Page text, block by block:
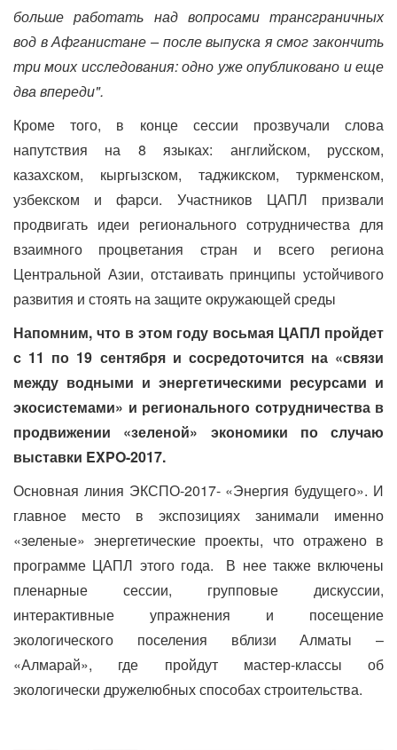
больше работать над вопросами трансграничных
вод в Афганистане – после выпуска я смог закончить
три моих исследования: одно уже опубликовано и еще
два впереди".
Кроме того, в конце сессии прозвучали слова
напутствия на 8 языках: английском, русском,
казахском, кыргызском, таджикском, туркменском,
узбекском и фарси. Участников ЦАПЛ призвали
продвигать идеи регионального сотрудничества для
взаимного процветания стран и всего региона
Центральной Азии, отстаивать принципы устойчивого
развития и стоять на защите окружающей среды
Напомним, что в этом году восьмая ЦАПЛ пройдет
с 11 по 19 сентября и сосредоточится на «связи
между водными и энергетическими ресурсами и
экосистемами» и регионального сотрудничества в
продвижении «зеленой» экономики по случаю
выставки EXPO-2017.
Основная линия ЭКСПО-2017- «Энергия будущего». И
главное место в экспозициях занимали именно
«зеленые» энергетические проекты, что отражено в
программе ЦАПЛ этого года. В нее также включены
пленарные сессии, групповые дискуссии,
интерактивные упражнения и посещение
экологического поселения вблизи Алматы –
«Алмарай», где пройдут мастер-классы об
экологически дружелюбных способах строительства.